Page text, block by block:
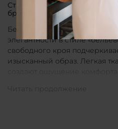
Стильные рубашки в
бренда CLÓ
Белые рубашки от бренда
элегантности в стиле
свободного кроя
изысканный образ. Легкая
создают ощущение